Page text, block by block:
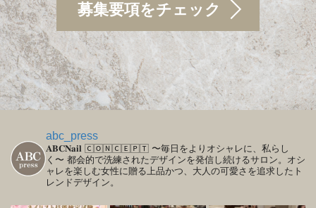
募集要項をチェック
abc_press
𝐀𝐁𝐂𝐍𝐚𝐢𝐥 🄲🄾🄽🄲🄴🄿🅃 〜毎日をよりオシャレに、私らし
く〜 都会的で洗練されたデザインを発信し続けるサロン。オシ
ャレを楽しむ女性に贈る上品かつ、大人の可愛さを追求したト
レンドデザイン。